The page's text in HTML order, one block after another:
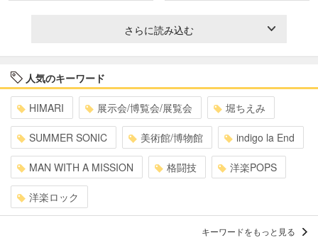
さらに読み込む
人気のキーワード
HIMARI 展示会/博覧会/展覧会 堀ちえみ
SUMMER SONIC 美術館/博物館 indigo la End
MAN WITH A MISSION 格闘技 洋楽POPS
洋楽ロック
キーワードをもっと見る